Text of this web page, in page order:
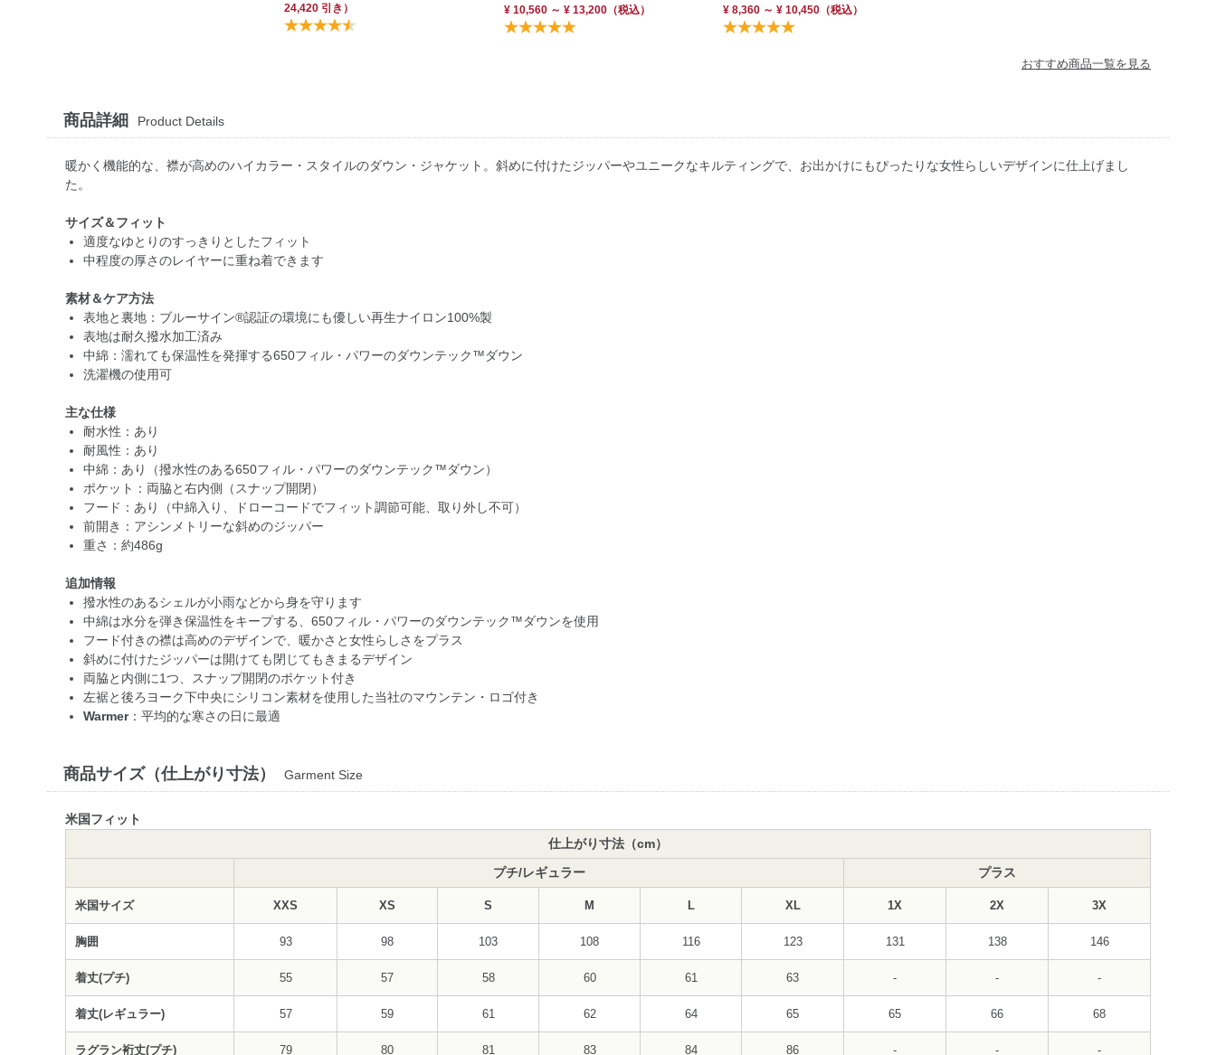
24,420 引き）
¥ 10,560 ～ ¥ 13,200（税込）
¥ 8,360 ～ ¥ 10,450 （税込）
おすすめ商品一覧を見る
商品詳細 Product Details
暖かく機能的な、襟が高めのハイカラー・スタイルのダウン・ジャケット。斜めに付けたジッパーやユニークなキルティングで、お出かけにもぴったりな女性らしいデザインに仕上げまし
た。
サイズ＆フィット
適度なゆとりのすっきりとしたフィット
中程度の厚さのレイヤーに重ね着できます
素材＆ケア方法
表地と裏地：ブルーサイン®認証の環境にも優しい再生ナイロン100%製
表地は耐久撥水加工済み
中綿：濡れても保温性を発揮する650フィル・パワーのダウンテック™ダウン
洗濯機の使用可
主な仕様
耐水性：あり
耐風性：あり
中綿：あり（撥水性のある650フィル・パワーのダウンテック™ダウン）
ポケット：両脇と右内側（スナップ開閉）
フード：あり（中綿入り、ドローコードでフィット調節可能、取り外し不可）
前開き：アシンメトリーな斜めのジッパー
重さ：約486g
追加情報
撥水性のあるシェルが小雨などから身を守ります
中綿は水分を弾き保温性をキープする、650フィル・パワーのダウンテック™ダウンを使用
フード付きの襟は高めのデザインで、暖かさと女性らしさをプラス
斜めに付けたジッパーは開けても閉じてもきまるデザイン
両脇と内側に1つ、スナップ開閉のポケット付き
左裾と後ろヨーク下中央にシリコン素材を使用した当社のマウンテン・ロゴ付き
Warmer：平均的な寒さの日に最適
商品サイズ（仕上がり寸法） Garment Size
米国フィット
仕上がり寸法（cm）
プチ/レギュラー
プラス
米国サイズ XXS XS S M L XL 1X 2X 3X
胸囲 93 98 103 108 116 123 131 138 146
着丈(プチ) 55 57 58 60 61 63 - - -
着丈(レギュラー) 57 59 61 62 64 65 65 66 68
ラグラン裄丈(プチ) 79 80 81 83 84 86 - - -